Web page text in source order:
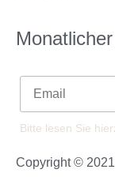
Bitte lesen Sie
Copyright ©